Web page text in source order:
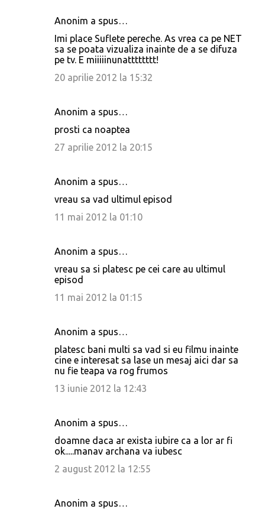
Anonim a spus…
Imi place Suflete pereche. As vrea ca pe NET
sa se poata vizualiza inainte de a se difuza
pe tv. E miiiiinunatttttttt!
20 aprilie 2012 la 15:32
Anonim a spus…
prosti ca noaptea
27 aprilie 2012 la 20:15
Anonim a spus…
vreau sa vad ultimul episod
11 mai 2012 la 01:10
Anonim a spus…
vreau sa si platesc pe cei care au ultimul
episod
11 mai 2012 la 01:15
Anonim a spus…
platesc bani multi sa vad si eu filmu inainte
cine e interesat sa lase un mesaj aici dar sa
nu fie teapa va rog frumos
13 iunie 2012 la 12:43
Anonim a spus…
doamne daca ar exista iubire ca a lor ar fi
ok.....manav archana va iubesc
2 august 2012 la 12:55
Anonim a spus…